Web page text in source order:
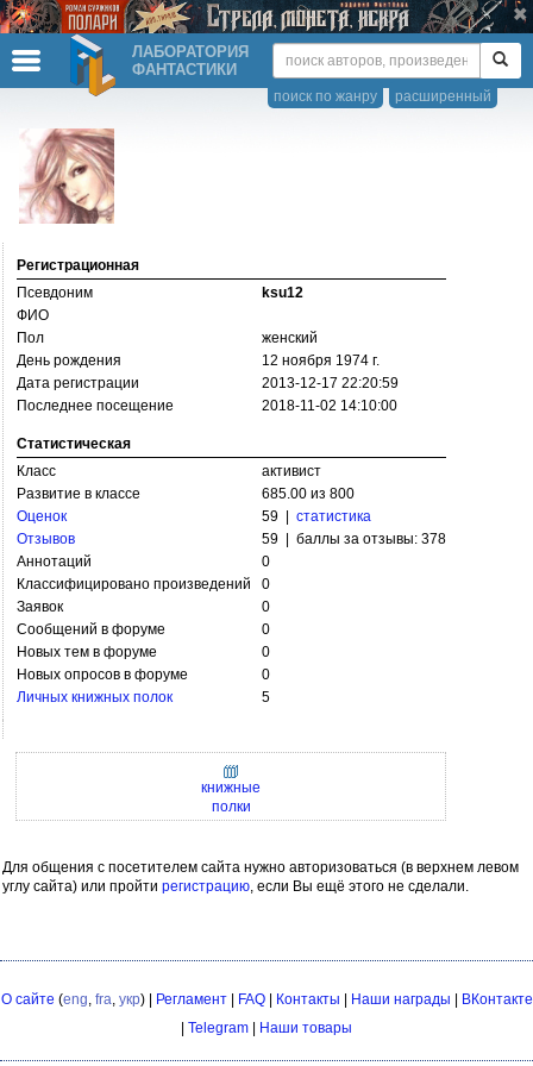
ЛАБОРАТОРИЯ
ФАНТАСТИКИ
расширенный
поиск по жанру
Регистрационная
Псевдоним
ksu12
ФИО
Пол
женский
День рождения
12 ноября 1974 г.
Дата регистрации
2013-12-17 22:20:59
Последнее посещение
2018-11-02 14:10:00
Статистическая
Класс
активист
Развитие в классе
685.00 из 800
Оценок
59 | статистика
Отзывов
59 | баллы за отзывы: 378
Аннотаций
0
Классифицировано произведений
0
Заявок
0
Сообщений в форуме
0
Новых тем в форуме
0
Новых опросов в форуме
0
Личных книжных полок
5
книжные
полки
Для общения с посетителем сайта нужно авторизоваться (в верхнем левом
углу сайта) или пройти регистрацию, если Вы ещё этого не сделали.
О сайте (eng, fra, укр) | Регламент| FAQ| Контакты Наши награды
ВКонтакте
Telegram Наши товары